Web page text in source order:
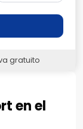
en el
gratuito